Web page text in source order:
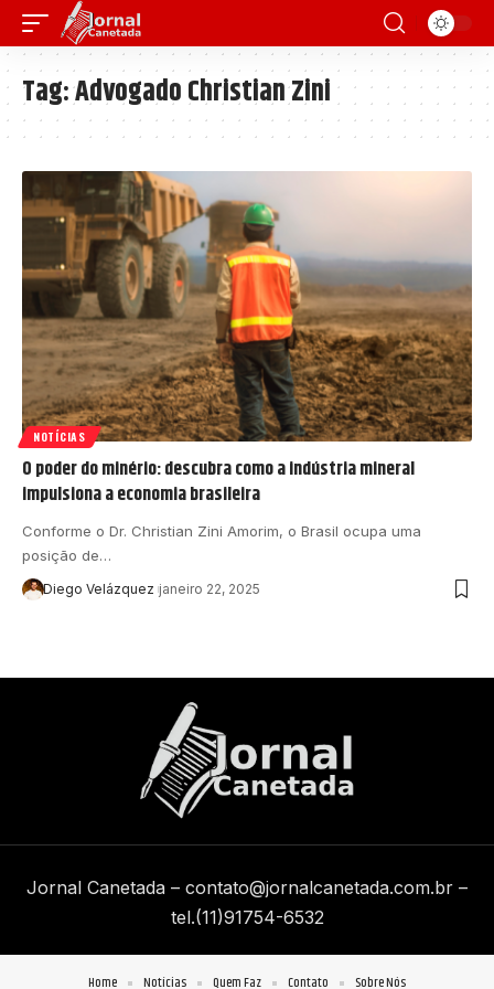
Tag:Advogado Christian Zini
NOTÍCIAS
O poder do minério: descubra como a indústria mineral
impulsiona a economia brasileira
Conforme o Dr. Christian Zini Amorim, o Brasil ocupa uma
posição de…
Diego Velázquez janeiro 22, 2025
Jornal Canetada – contato@jornalcanetada.com.br –
tel.(11)91754-6532
Home Notícias Quem Faz Contato Sobre Nós